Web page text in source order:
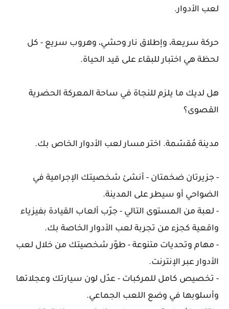
لعب الأدوار.
حركة سريعة، وإطلاق نار وحشي، وهروب سريع - كل
لحظة هي اختبار للبقاء على قيد الحياة.
هل لديك ما يلزم للنجاة في ساحة المعركة الحضرية
القصوى؟
مدينة مُقسّمة. اختر مسار لعب الأدوار الخاص بك.
- جزيرتان ضخمتان - أنشئ شخصيتك الإجرامية في
الضواحي أو سيطر على المدينة.
- لعبة من المستوى التالي - جرّب ألعاب القيادة بفيزياء
واقعية كجزء من تجربة لعب الأدوار الخاصة بك.
- مهام وتحديات متنوعة - طوّر شخصيتك من خلال لعب
الأدوار عبر الإنترنت.
- تخصيص كامل للمركبات - عدّل لون سيارتك وعجلاتها
وأسلوبها في وضع اللعب الجماعي.